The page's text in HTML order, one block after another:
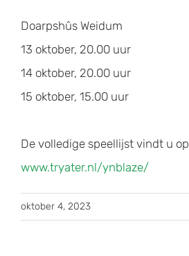
Doarpshûs Weidum
13 oktober, 20.00 uur
14 oktober, 20.00 uur
15 oktober, 15.00 uur
De volledige speellijst vindt u op
www.tryater.nl/ynblaze/
oktober 4, 2023